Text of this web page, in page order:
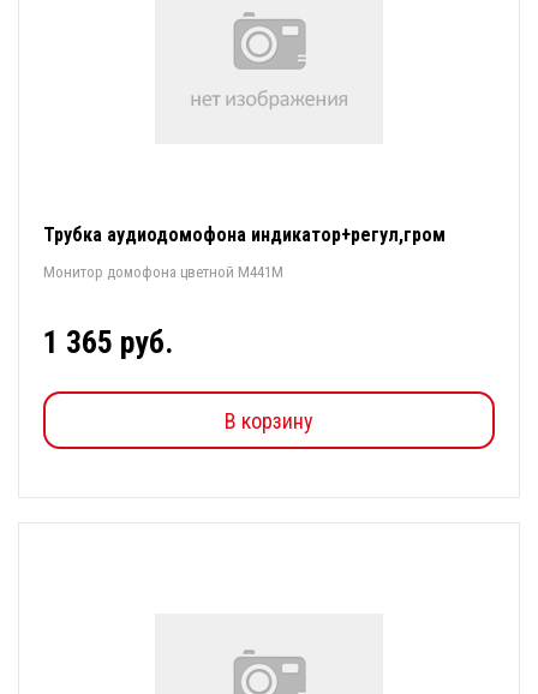
Трубка аудиодомофона индикатор+регул,гром
Монитор домофона цветной М441М
1 365 руб.
В корзину